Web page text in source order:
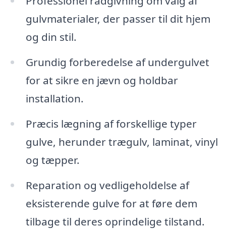
gulvmaterialer, der passer til dit hjem
og din stil.
Grundig forberedelse af undergulvet
for at sikre en jævn og holdbar
installation.
Præcis lægning af forskellige typer
gulve, herunder trægulv, laminat, vinyl
og tæpper.
Reparation og vedligeholdelse af
eksisterende gulve for at føre dem
tilbage til deres oprindelige tilstand.